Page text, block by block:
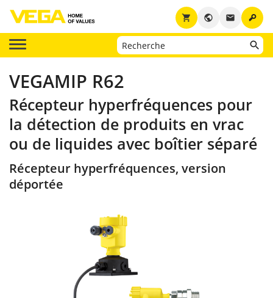
key
email
public
shopping_cart
VEGAMIP R62
Récepteur hyperfréquences pour
la détection de produits en vrac
ou de liquides avec boîtier séparé
Récepteur hyperfréquences, version
déportée